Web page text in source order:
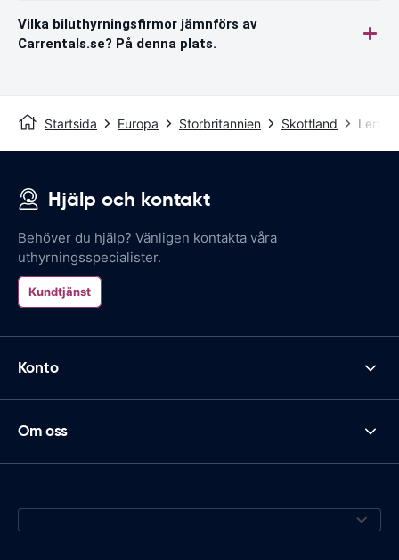
Vilka biluthyrningsfirmor jämnförs av
Carrentals.se? På denna plats.
Startsida Europa Storbritannien Skottland
Hjälp och kontakt
Behöver du hjälp? Vänligen kontakta våra
uthyrningsspecialister.
Kundtjänst
Konto
Om oss